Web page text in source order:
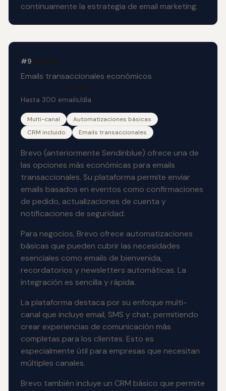
continuamente la estrategia de email marketing.
#9
Emails transaccionales económicos
Hasta 300 emails/día
Multi-canal
Automatizaciones básicas
CRM incluido
Emails transaccionales
Brevo (anteriormente Sendinblue) ofrece una de
las opciones más económicas para emails
transaccionales. Su plataforma permite enviar
emails basados en eventos como confirmaciones
de pedido, actualizaciones de cuenta y
notificaciones de seguridad.
Para negocios, Brevo ofrece automatizaciones
básicas que pueden cubrir las necesidades
esenciales como emails de bienvenida,
recordatorios y newsletters automáticas. La
integración es sencilla y rápida.
La plataforma destaca por su enfoque multi-
canal que incluye email, SMS y chat, permitiendo
crear experiencias de comunicación más
completas para los clientes. Esto es
especialmente útil para empresas que necesitan
múltiples canales.
Brevo también incluye un CRM básico que permite